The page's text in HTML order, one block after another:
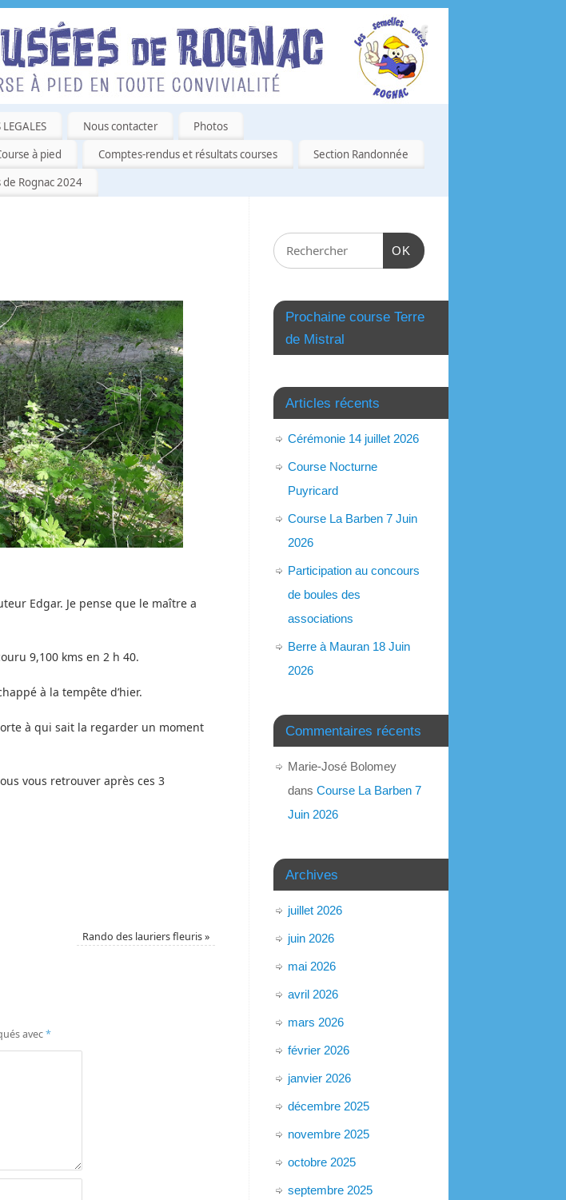
Nous contacter
Photos
à pied Comptes-rendus et résultats courses
Section Randonnée
de Rognac 2024
Edgar. Je pense que le maître a
9,100 kms en 2 h 40.
à la tempête d’hier.
à qui sait la regarder un moment
vous retrouver après ces 3
Rando des lauriers fleuris»
avec*
OK
Prochaine course Terre
de Mistral
Articles récents
Cérémonie 14 juillet 2026
Course Nocturne
Puyricard
Course La Barben 7 Juin
2026
Participation au concours
de boules des
associations
Berre à Mauran 18 Juin
2026
Commentaires récents
Marie-José Bolomey
dans Course La Barben 7
Juin 2026
Archives
juillet 2026
juin 2026
mai 2026
avril 2026
mars 2026
février 2026
janvier 2026
décembre 2025
novembre 2025
octobre 2025
septembre 2025